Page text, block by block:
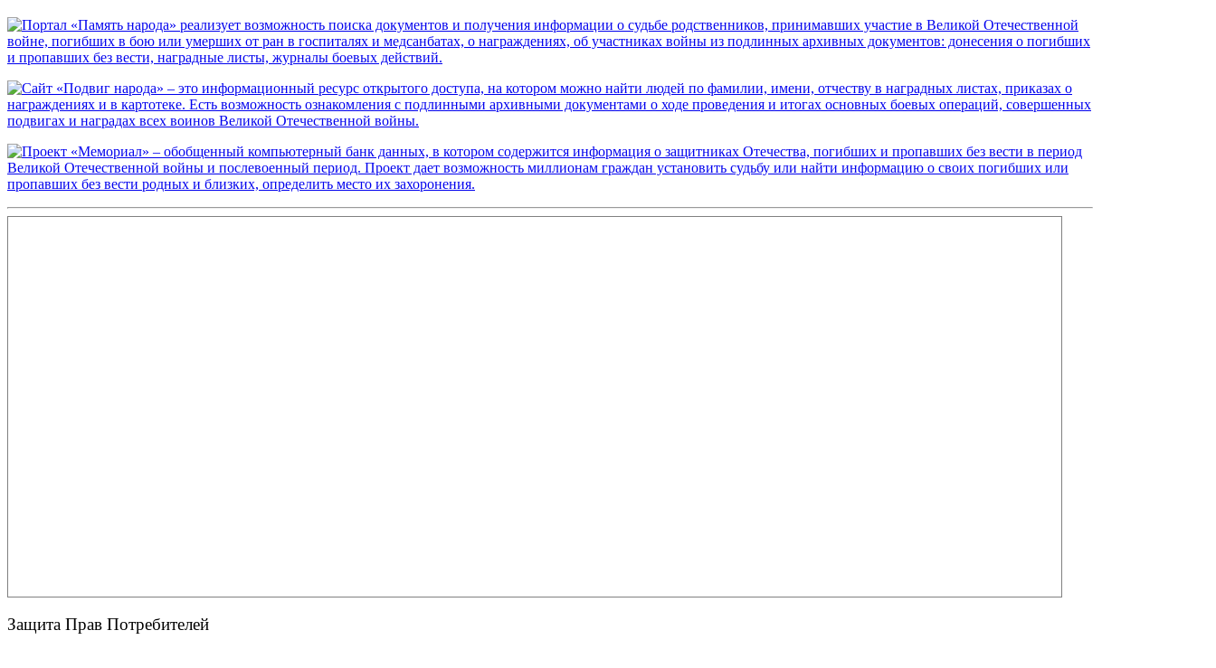
Защита Прав Потребителей